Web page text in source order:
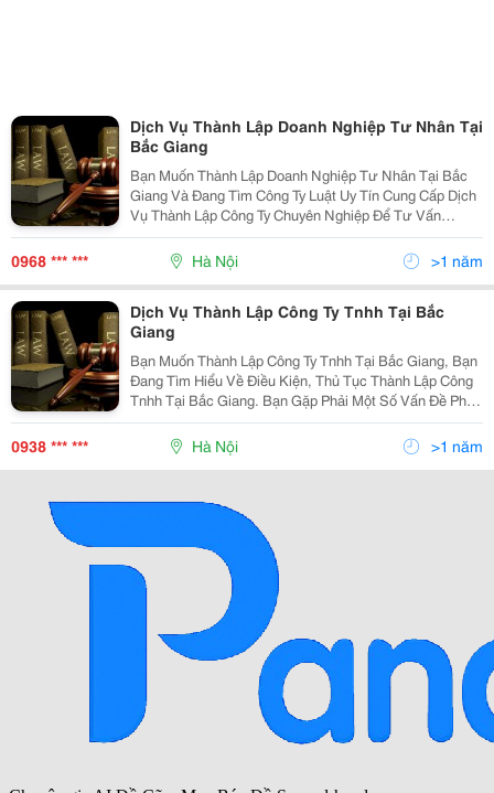
Dịch Vụ Thành Lập Doanh Nghiệp Tư Nhân Tại
Bắc Giang
Bạn Muốn Thành Lập Doanh Nghiệp Tư Nhân Tại Bắc
Giang Và Đang Tìm Công Ty Luật Uy Tín Cung Cấp Dịch
Vụ Thành Lập Công Ty Chuyên Nghiệp Để Tư Vấn
Thành Lập Doanh Nghiệp Miễn Phí Các Vấn Đề Pháp Lý
Liên Quan Tới Điều Kiện, Quy Trình, Thủ Tục Đăng Ký
0968 *** *** Hà Nội >1 năm
Dịch Vụ Thành Lập Công Ty Tnhh Tại Bắc
Giang
Bạn Muốn Thành Lập Công Ty Tnhh Tại Bắc Giang, Bạn
Đang Tìm Hiểu Về Điều Kiện, Thủ Tục Thành Lập Công
Tnhh Tại Bắc Giang. Bạn Gặp Phải Một Số Vấn Đề Pháp
Lý Vướng Mắc Trong Quá Trình Soạn Thảo Hồ Sơ Như:
Lựa Chọn Tên Công Ty, Ngành Nghề Kinh Doanh, V
0938 *** *** Hà Nội >1 năm